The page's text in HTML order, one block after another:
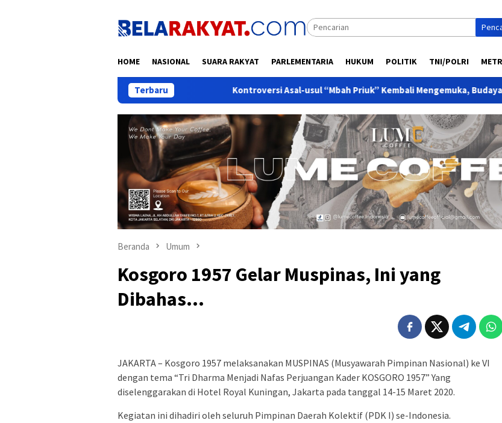
HOME NASIONAL SUARA RAKYAT PARLEMENTARIA HUKUM POLITIK TNI/POLRI
Terbaru Kontroversi Asal-usul “Mbah Priuk” Kembali Mengemuka, Budayawan
Beranda Umum
Kosgoro 1957 Gelar Muspinas, Ini yang
Dibahas…
JAKARTA – Kosgoro 1957 melaksanakan MUSPINAS (Musyawarah Pimpinan Nasional) ke VI
dengan tema “Tri Dharma Menjadi Nafas Perjuangan Kader KOSGORO 1957” Yang
diselenggarakan di Hotel Royal Kuningan, Jakarta pada tanggal 14-15 Maret 2020.
Kegiatan ini dihadiri oleh seluruh Pimpinan Daerah Kolektif (PDK I) se-Indonesia.